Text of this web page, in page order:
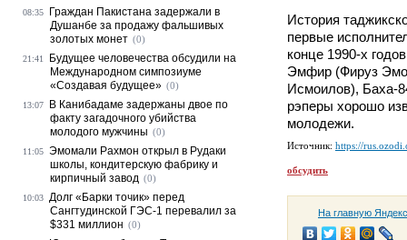
История
первые
конце 1990-х
Эмфир (Фируз
Исмоилов), Баха-
рэперы хорошо
молодежи.
Источник: https://
обсудить
На главную
08:35
Граждан Пакистана задержали в
Душанбе за продажу фальшивых
золотых монет (0)
21:41
Будущее человечества обсудили на
Международном симпозиуме
«Создавая будущее» (0)
13:07
В Канибадаме задержаны двое по
факту загадочного убийства
молодого мужчины (0)
11:05 Эмомали Рахмон открыл в Рудаки
школы, кондитерскую фабрику и
кирпичный завод (0)
10:03 Долг «Барки точик» перед
Сангтудинской ГЭС-1 перевалил за
$331 миллион (0)